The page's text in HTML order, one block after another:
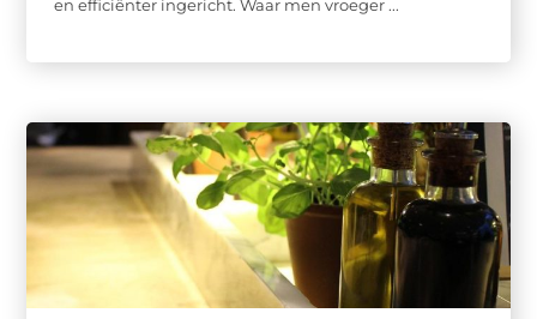
en efficiënter ingericht. Waar men vroeger ...